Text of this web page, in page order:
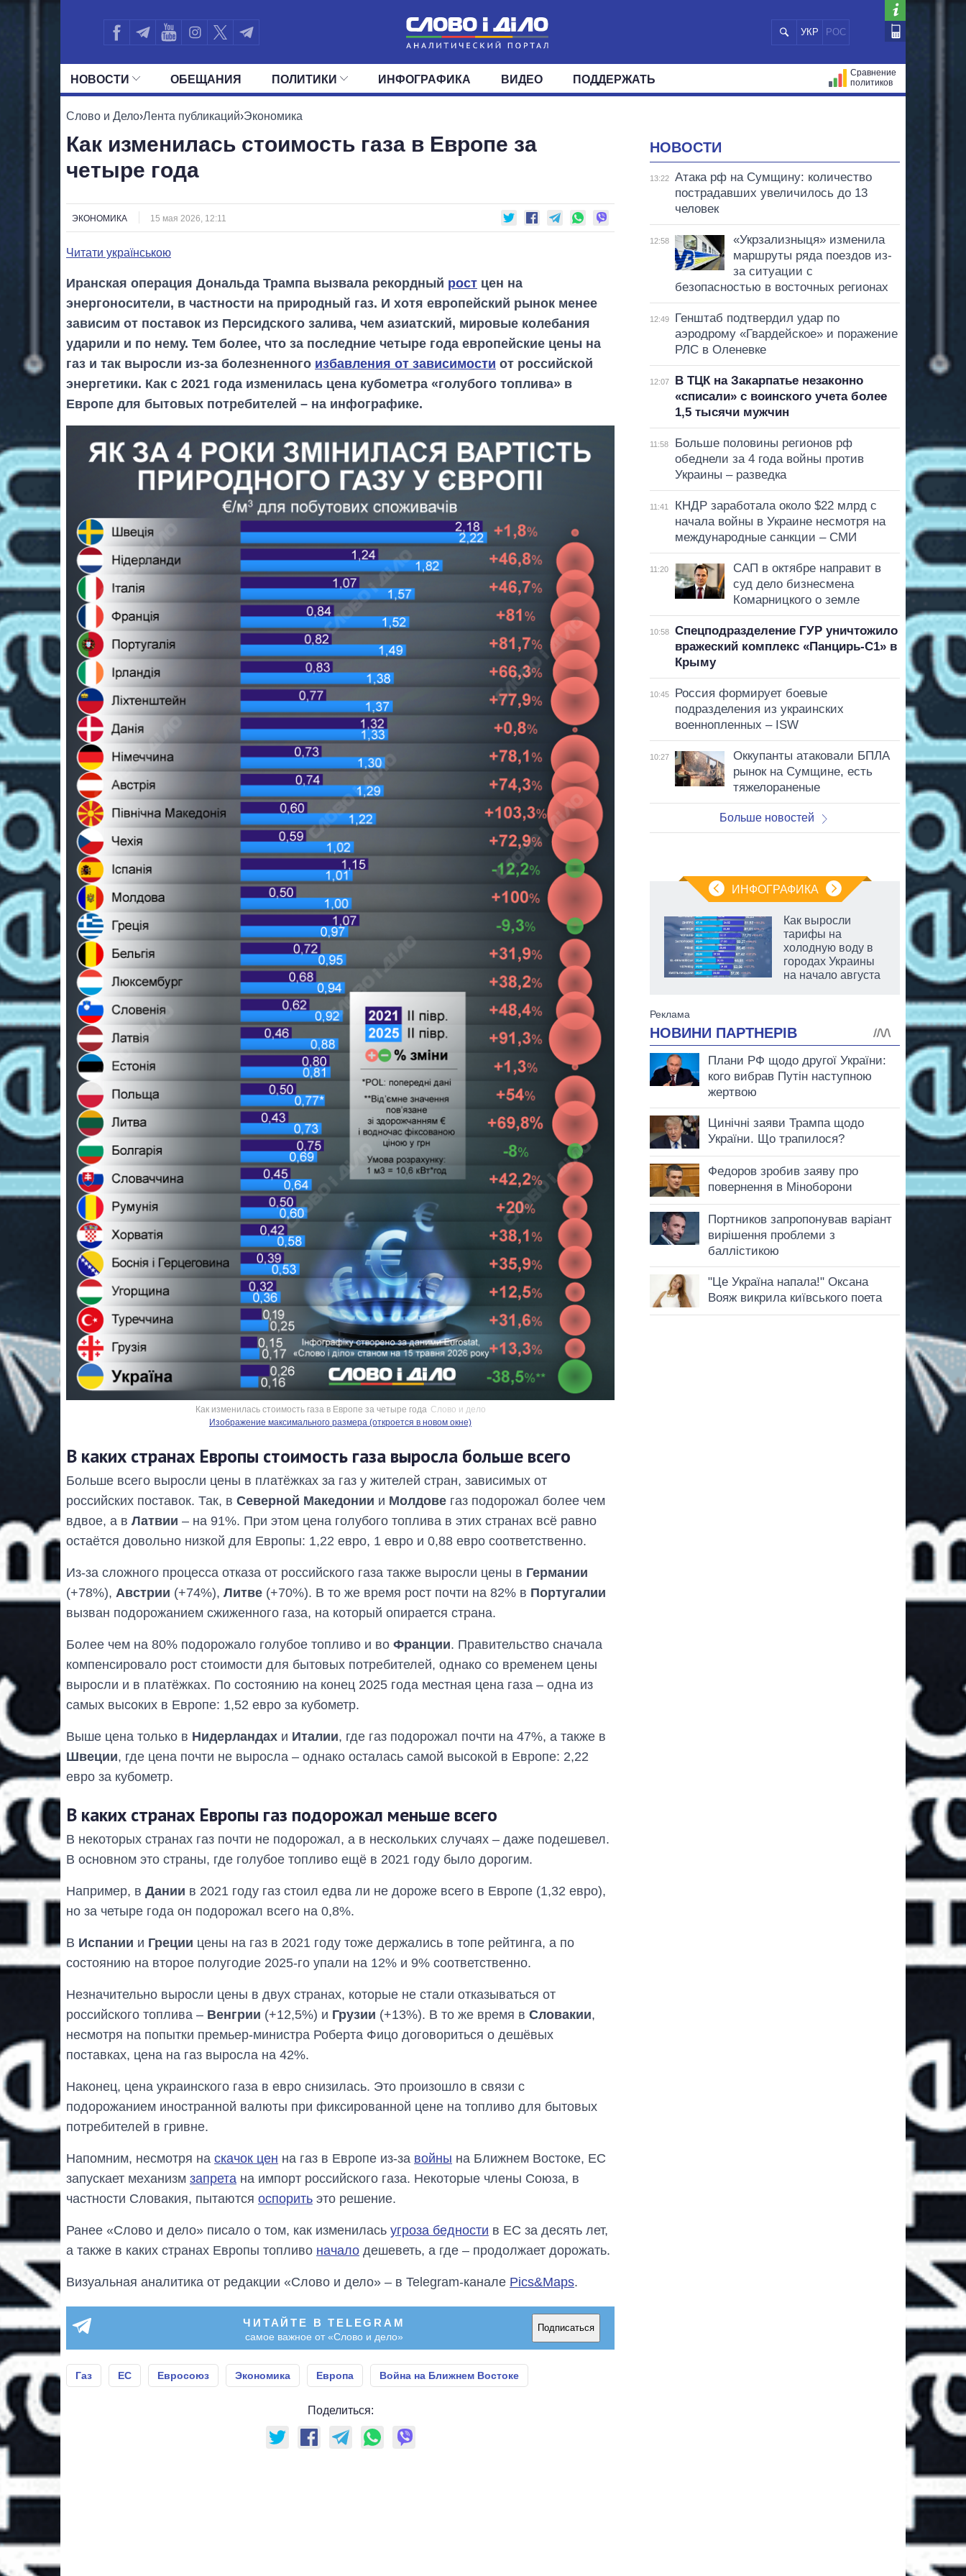
УКР РОС
НОВОСТИ
ПОЛИТИКА ЭКОНОМИКА ОБЩЕСТВО
ОБЕЩАНИЯ ПОЛИТИКИ
ВСЕ ПОЛИТИКИ ПРЕЗИДЕНТ И ОФИС
ДЕПУТАТЫ КОМИТЕТЫ ФРАКЦИИ
ИНФОГРАФИКА ВИДЕО ПОДДЕРЖАТЬ
Сравнение
политиков
Слово и Дело›Лента публикаций›Экономика
Как изменилась стоимость газа в Европе за
четыре года
ЭКОНОМИКА 15 мая 2026, 12:11
Читати українською
Иранская операция Дональда Трампа вызвала рекордный рост цен на
энергоносители, в частности на природный газ. И хотя европейский рынок менее
зависим от поставок из Персидского залива, чем азиатский, мировые колебания
ударили и по нему. Тем более, что за последние четыре года европейские цены на
газ и так выросли из-за болезненного избавления от зависимости от российской
энергетики. Как с 2021 года изменилась цена кубометра «голубого топлива» в
Европе для бытовых потребителей – на инфографике.
Как изменилась стоимость газа в Европе за четыре года Слово и дело
Изображение максимального размера (откроется в новом окне)
В каких странах Европы стоимость газа выросла больше всего
Больше всего выросли цены в платёжках за газ у жителей стран, зависимых от
российских поставок. Так, в Северной Македонии и Молдове газ подорожал более чем
вдвое, а в Латвии – на 91%. При этом цена голубого топлива в этих странах всё равно
остаётся довольно низкой для Европы: 1,22 евро, 1 евро и 0,88 евро соответственно.
Из-за сложного процесса отказа от российского газа также выросли цены в Германии
(+78%), Австрии (+74%), Литве (+70%). В то же время рост почти на 82% в Португалии
вызван подорожанием сжиженного газа, на который опирается страна.
Более чем на 80% подорожало голубое топливо и во Франции. Правительство сначала
компенсировало рост стоимости для бытовых потребителей, однако со временем цены
выросли и в платёжках. По состоянию на конец 2025 года местная цена газа – одна из
самых высоких в Европе: 1,52 евро за кубометр.
Выше цена только в Нидерландах и Италии, где газ подорожал почти на 47%, а также в
Швеции, где цена почти не выросла – однако осталась самой высокой в Европе: 2,22
евро за кубометр.
В каких странах Европы газ подорожал меньше всего
В некоторых странах газ почти не подорожал, а в нескольких случаях – даже подешевел.
В основном это страны, где голубое топливо ещё в 2021 году было дорогим.
Например, в Дании в 2021 году газ стоил едва ли не дороже всего в Европе (1,32 евро),
но за четыре года он подорожал всего на 0,8%.
В Испании и Греции цены на газ в 2021 году тоже держались в топе рейтинга, а по
состоянию на второе полугодие 2025-го упали на 12% и 9% соответственно.
Незначительно выросли цены в двух странах, которые не стали отказываться от
российского топлива – Венгрии (+12,5%) и Грузии (+13%). В то же время в Словакии,
несмотря на попытки премьер-министра Роберта Фицо договориться о дешёвых
поставках, цена на газ выросла на 42%.
Наконец, цена украинского газа в евро снизилась. Это произошло в связи с
подорожанием иностранной валюты при фиксированной цене на топливо для бытовых
потребителей в гривне.
Напомним, несмотря на скачок цен на газ в Европе из-за войны на Ближнем Востоке, ЕС
запускает механизм запрета на импорт российского газа. Некоторые члены Союза, в
частности Словакия, пытаются оспорить это решение.
Ранее «Слово и дело» писало о том, как изменилась угроза бедности в ЕС за десять лет,
а также в каких странах Европы топливо начало дешеветь, а где – продолжает дорожать.
Визуальная аналитика от редакции «Слово и дело» – в Telegram-канале Pics&Maps.
ЧИТАЙТЕ В TELEGRAM
самое важное от «Слово и дело»
Подписаться
Газ ЕС Евросоюз Экономика Европа Война на Ближнем Востоке
Поделиться:
НОВОСТИ
13:22
Атака рф на Сумщину: количество
пострадавших увеличилось до 13
человек
12:58
«Укрзализныця» изменила
маршруты ряда поездов из-
за ситуации с
безопасностью в восточных регионах
12:49
Генштаб подтвердил удар по
аэродрому «Гвардейское» и поражение
РЛС в Оленевке
12:07
В ТЦК на Закарпатье незаконно
«списали» с воинского учета более
1,5 тысячи мужчин
11:58
Больше половины регионов рф
обеднели за 4 года войны против
Украины – разведка
11:41
КНДР заработала около $22 млрд с
начала войны в Украине несмотря на
международные санкции – СМИ
11:20
САП в октябре направит в
суд дело бизнесмена
Комарницкого о земле
10:58
Спецподразделение ГУР уничтожило
вражеский комплекс «Панцирь-С1» в
Крыму
10:45
Россия формирует боевые
подразделения из украинских
военнопленных – ISW
10:27
Оккупанты атаковали БПЛА
рынок на Сумщине, есть
тяжелораненые
Больше новостей
ИНФОГРАФИКА
Экономика ИИ-
гигантов: сколько
стоят и
зарабатывают
OpenAI и Anthropic
Как выросли
тарифы на
холодную воду в
городах Украины
на начало августа